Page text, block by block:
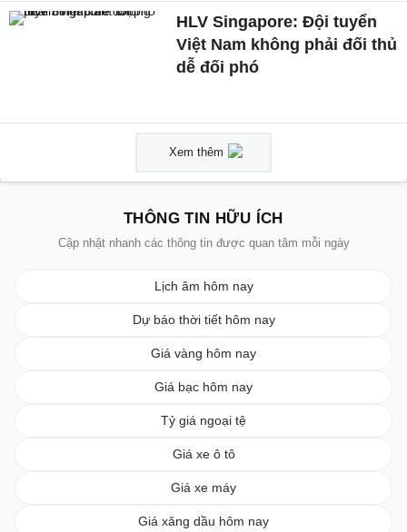
HLV Singapore: Đội tuyển
Việt Nam không phải đối thủ
dễ đối phó
Xem thêm
THÔNG TIN HỮU ÍCH
Cập nhật nhanh các thông tin được quan tâm mỗi ngày
Lịch âm hôm nay
Dự báo thời tiết hôm nay
Giá vàng hôm nay
Giá bạc hôm nay
Tỷ giá ngoại tệ
Giá xe ô tô
Giá xe máy
Giá xăng dầu hôm nay